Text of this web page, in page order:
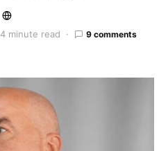
4 minute read 9 comments